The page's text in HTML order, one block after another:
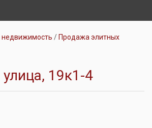
недвижимость
Продажа элитных
19к1-4